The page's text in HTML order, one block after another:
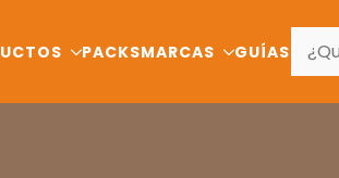
PACKSMARCAS GUÍAS